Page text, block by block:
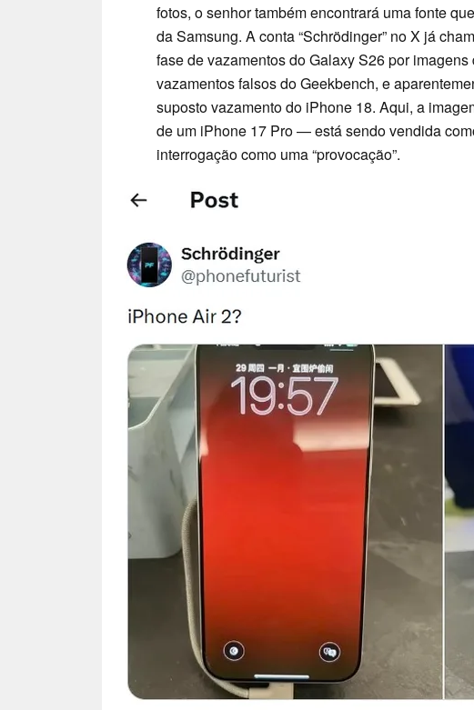
fotos, o senhor também encontrará uma fonte
da Samsung. A conta “Schrödinger” no X já
fase de vazamentos do Galaxy S26 por
vazamentos falsos do Geekbench, e
suposto vazamento do iPhone 18. Aqui, a
de um iPhone 17 Pro — está sendo vendida
interrogação como uma “provocação”.